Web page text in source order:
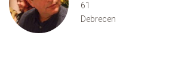
61
Debrecen